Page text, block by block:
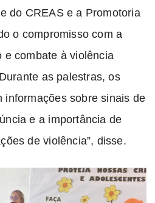
do CREAS e a Promotoria
o compromisso com a
e combate à violência
as palestras, os
informações sobre sinais de
e a importância de
de violência”, disse.